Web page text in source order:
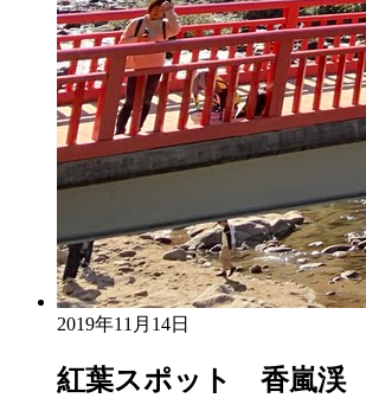
2019年11月14日
紅葉スポット 香嵐渓